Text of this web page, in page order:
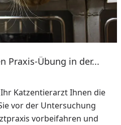
Praxis-Übung in der...
Katzentierarzt Ihnen die
vor der Untersuchung
vorbeifahren und